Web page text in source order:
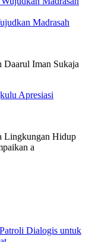
Madrasah
Daarul Iman Sukaja
Apresiasi
Lingkungan Hidup
a
Dialogis untuk